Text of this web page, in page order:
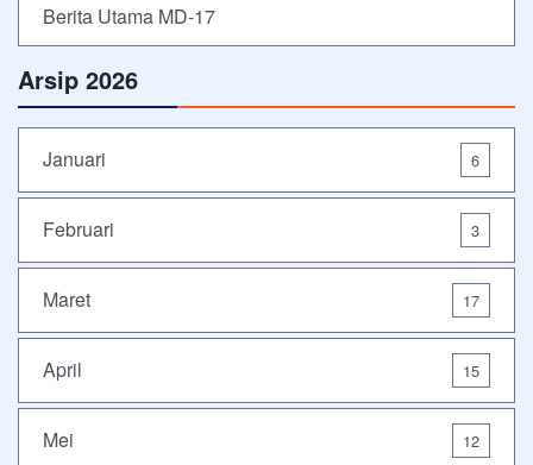
Berita Utama MD-17
Arsip 2026
Januari 6
Februari 3
Maret 17
April 15
Mei 12